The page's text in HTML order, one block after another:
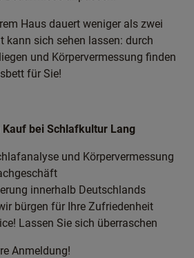
Haus dauert weniger als zwei
kann sich sehen lassen: durch
und Körpervermessung finden
für Sie!
bei Schlafkultur Lang
und Körpervermessung
innerhalb Deutschlands
bürgen für Ihre Zufriedenheit
Lassen Sie sich überraschen
Anmeldung!